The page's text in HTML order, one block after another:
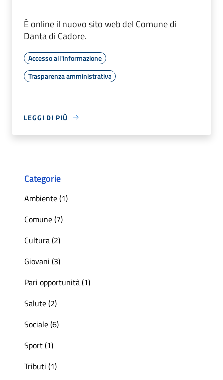
È online il nuovo sito web del Comune di
Danta di Cadore.
Accesso all'informazione
Trasparenza amministrativa
LEGGI DI PIÙ
Categorie
Ambiente (1)
Comune (7)
Cultura (2)
Giovani (3)
Pari opportunità (1)
Salute (2)
Sociale (6)
Sport (1)
Tributi (1)